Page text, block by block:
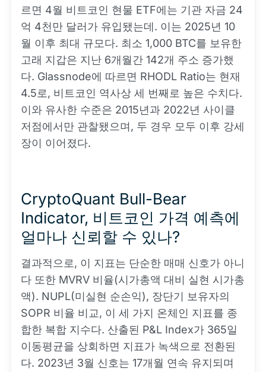
르면 4월 비트코인 현물 ETF에는 기관 자금 24
억 4천만 달러가 유입됐는데. 이는 2025년 10
월 이후 최대 규모다. 최소 1,000 BTC를 보유한
고래 지갑은 지난 6개월간 142개 주소 증가했
다. Glassnode에 따르면 RHODL Ratio는 현재
4.5로, 비트코인 역사상 세 번째로 높은 수치다.
이와 유사한 수준은 2015년과 2022년 사이클
저점에서만 관찰됐으며, 두 경우 모두 이후 강세
장이 이어졌다.
CryptoQuant Bull-Bear
Indicator, 비트코인 가격 예측에
얼마나 신뢰할 수 있나?
결과적으로, 이 지표는 단순한 매매 신호가 아니
다 또한 MVRV 비율(시가총액 대비 실현 시가총
액). NUPL(미실현 순손익), 장단기 보유자의
SOPR 비율 비교, 이 세 가지 온체인 지표를 종
합한 복합 지수다. 산출된 P&L Index가 365일
이동평균을 상회하면 지표가 녹색으로 전환된
다. 2023년 3월 신호는 17개월 연속 유지되며